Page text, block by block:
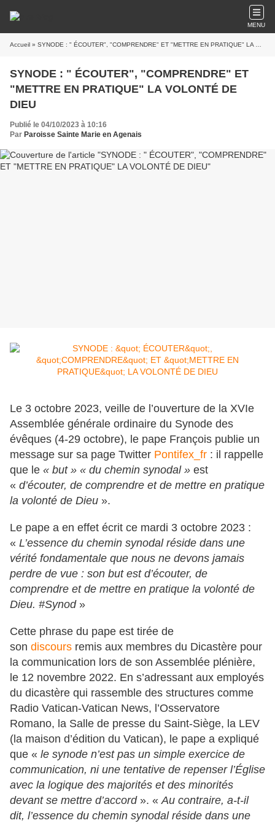
MENU
Accueil » SYNODE : " ÉCOUTER", "COMPRENDRE" ET "METTRE EN PRATIQUE" LA VOLONTÉ DE DIEU
SYNODE : " ÉCOUTER", "COMPRENDRE" ET
"METTRE EN PRATIQUE" LA VOLONTÉ DE
DIEU
Publié le 04/10/2023 à 10:16
Par Paroisse Sainte Marie en Agenais
Le 3 octobre 2023, veille de l’ouverture de la XVIe
Assemblée générale ordinaire du Synode des
évêques (4-29 octobre), le pape François publie un
message sur sa page Twitter Pontifex_fr : il rappelle
que le « but » « du chemin synodal » est
« d’écouter, de comprendre et de mettre en pratique
la volonté de Dieu ».
Le pape a en effet écrit ce mardi 3 octobre 2023 :
« L’essence du chemin synodal réside dans une
vérité fondamentale que nous ne devons jamais
perdre de vue : son but est d’écouter, de
comprendre et de mettre en pratique la volonté de
Dieu. #Synod»
Cette phrase du pape est tirée de
son discours remis aux membres du Dicastère pour
la communication lors de son Assemblée plénière,
le 12 novembre 2022. En s’adressant aux employés
du dicastère qui rassemble des structures comme
Radio Vatican-Vatican News, l’Osservatore
Romano, la Salle de presse du Saint-Siège, la LEV
(la maison d’édition du Vatican), le pape a expliqué
que « le synode n’est pas un simple exercice de
communication, ni une tentative de repenser l’Église
avec la logique des majorités et des minorités
devant se mettre d’accord». «Au contraire, a-t-il
dit, l’essence du chemin synodal réside dans une